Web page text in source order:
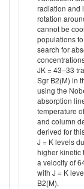
radiation and
rotation
cannot be
populations
search for
JK = 43–33
Sgr B2(M) in
using the
absorption
temperature
and column
derived for
J = K levels
higher kinetic
a velocity of
with J = K
B2(M).